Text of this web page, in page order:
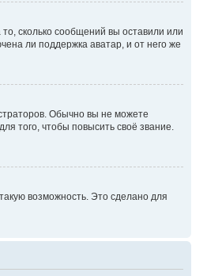
сколько сообщений вы оставили или
ли поддержка аватар, и от него же
Обычно вы не можете
того, чтобы повысить своё звание.
возможность. Это сделано для